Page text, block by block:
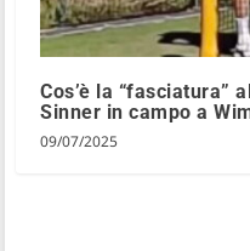
Cos’è la “fasciatura”
Sinner in campo a
09/07/2025